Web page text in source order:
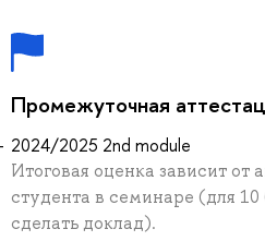
Промежуточная
2024/2025 2nd module
Итоговая оценка зависит от
студента в семинаре (для
сделать доклад).